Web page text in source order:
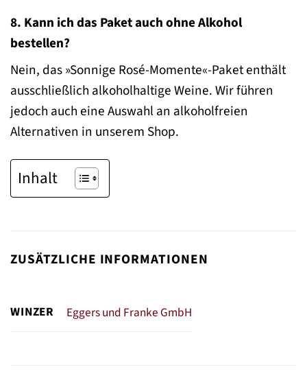
8. Kann ich das Paket auch ohne Alkohol
bestellen?
Nein, das »Sonnige Rosé-Momente«-Paket enthält
ausschließlich alkoholhaltige Weine. Wir führen
jedoch auch eine Auswahl an alkoholfreien
Alternativen in unserem Shop.
Inhalt
ZUSÄTZLICHE INFORMATIONEN
WINZER Eggers und Franke GmbH